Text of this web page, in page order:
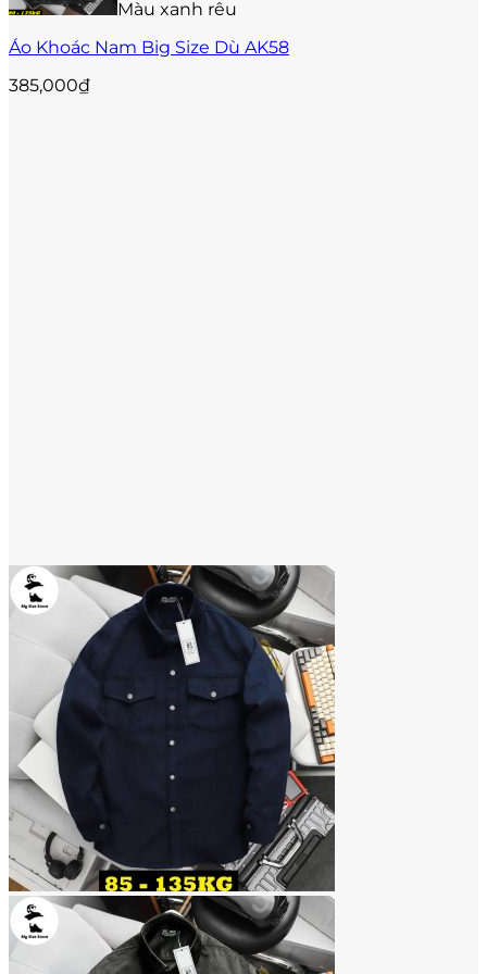
thể
chọn
trang
Màu xanh rêu
Áo Khoác Nam Big Size Dù AK58
385,000₫